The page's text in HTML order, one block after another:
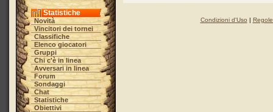
Statistiche
Novità
Vincitori dei tornei
Classifiche
Elenco giocatori
Gruppi
Chi c'è in linea
Avversari in linea
Forum
Sondaggi
Chat
Statistiche
Obiettivi
Condizioni d'Uso |